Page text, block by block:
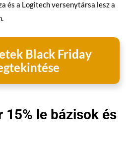
és a Logitech versenytársa lesz a
Black Friday
15% le bázisok és